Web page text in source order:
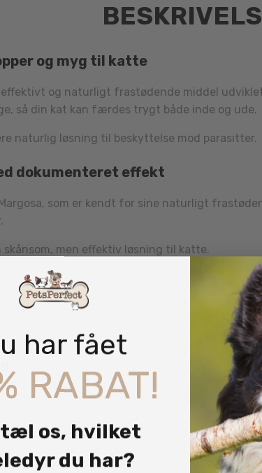
og myg til katte
og naturligt frastødende middel
så din kat kan færdes trygt både inde og ude.
naturlig løsning til beskyttelse mod parasitter.
dokumenteret effekt
som er kendt for sine naturligt
men effektiv løsning til katte.
og er derfor et mere skånsomt valg for
godkendt EU-markedsautorisation, hvilket
effektiv og sikker at anvende.
har fået
RABAT!
os, hvilket
du har?